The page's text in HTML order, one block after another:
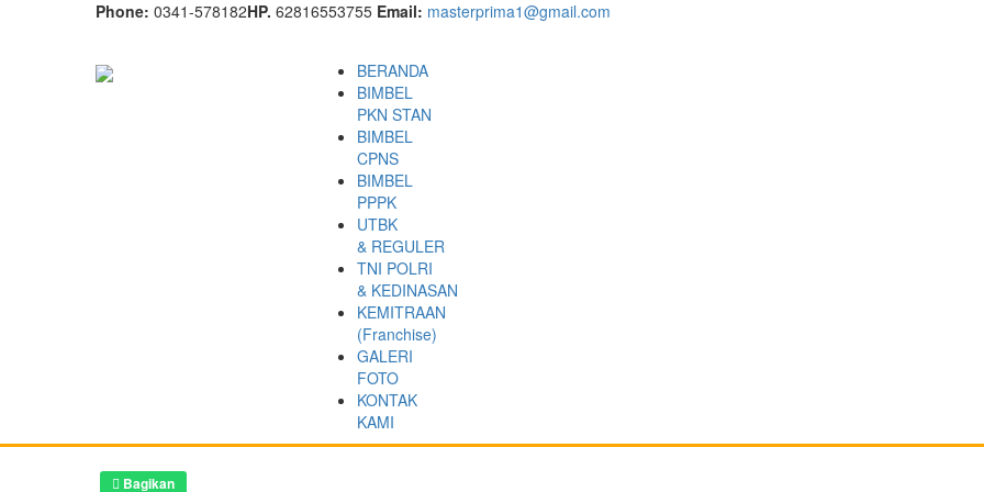
Phone: 0341-578182HP. 62816553755 Email: masterprima1@gmail.com
BERANDA
BIMBEL
PKN STAN
BIMBEL
CPNS
BIMBEL
PPPK
UTBK
& REGULER
TNI POLRI
& KEDINASAN
KEMITRAAN
(Franchise)
GALERI
FOTO
KONTAK
KAMI
Bagikan